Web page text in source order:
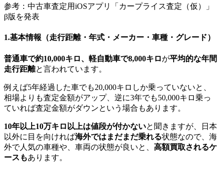
参考：中古車査定用iOSアプリ「カープライス査定（仮）」
β版を発表
1.基本情報（走行距離・年式・メーカー・車種・グレード）
普通車で約10,000キロ、軽自動車で8,000キロが平均的な年間
走行距離と言われています。
例えば5年経過した車でも20,000キロしか乗っていないと、
相場よりも査定金額がアップ、逆に3年でも50,000キロ乗っ
ていれば査定金額がダウンという場合もあります。
10年以上10万キロ以上は値段が付かないと聞きますが、日本
以外に目を向ければ海外ではまだまだ乗れる状態なので、海
外で人気の車種や、車両の状態が良いと、 高額買取されるケ
ースもあります。